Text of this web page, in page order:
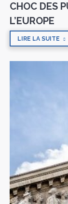
CHOC DES
L’EUROPE
LIRE LA SUITE